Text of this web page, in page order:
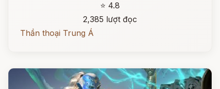
⭐ 4.8
2,385 lượt đọc
Thần thoại Trung Á